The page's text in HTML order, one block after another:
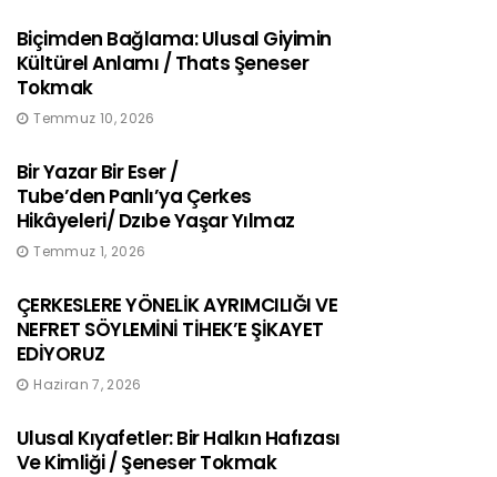
Biçimden Bağlama: Ulusal Giyimin
Kültürel Anlamı / Thats Şeneser
Tokmak
Temmuz 10, 2026
Bir Yazar Bir Eser /
Tube’den Panlı’ya Çerkes
Hikâyeleri/ Dzıbe Yaşar Yılmaz
Temmuz 1, 2026
ÇERKESLERE YÖNELİK AYRIMCILIĞI VE
NEFRET SÖYLEMİNİ TİHEK’E ŞİKAYET
EDİYORUZ
Haziran 7, 2026
Ulusal Kıyafetler: Bir Halkın Hafızası
Ve Kimliği / Şeneser Tokmak